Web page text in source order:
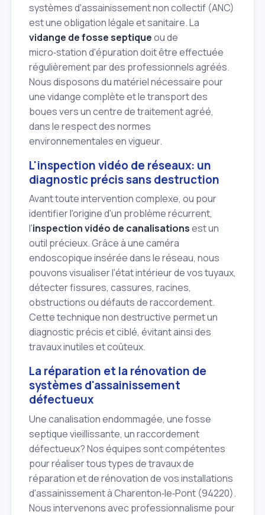
systèmes d'assainissement non collectif (ANC)
est une obligation légale et sanitaire. La
vidange de fosse septiqueou de
micro‑station d'épuration doit être effectuée
régulièrement par des professionnels agréés.
Nous disposons du matériel nécessaire pour
une vidange complète et le transport des
boues vers un centre de traitement agréé,
dans le respect des normes
environnementales en vigueur.
L'inspection vidéo de réseaux: un
diagnostic précis sans destruction
Avant toute intervention complexe, ou pour
identifier l'origine d'un problème récurrent,
l'inspection vidéo de canalisationsest un
outil précieux. Grâce à une caméra
endoscopique insérée dans le réseau, nous
pouvons visualiser l'état intérieur de vos tuyaux,
détecter fissures, cassures, racines,
obstructions ou défauts de raccordement.
Cette technique non destructive permet un
diagnostic précis et ciblé, évitant ainsi des
travaux inutiles et coûteux.
La réparation et la rénovation de
systèmes d'assainissement
défectueux
Une canalisation endommagée, une fosse
septique vieillissante, un raccordement
défectueux? Nos équipes sont compétentes
pour réaliser tous types de travaux de
réparation et de rénovation de vos installations
d'assainissement à Charenton‑le‑Pont (94220).
Nous intervenons avec professionnalisme pour